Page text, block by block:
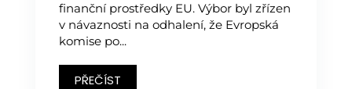
finanční prostředky EU. Výbor byl zřízen
v návaznosti na odhalení, že Evropská
komise po...
PŘEČÍST